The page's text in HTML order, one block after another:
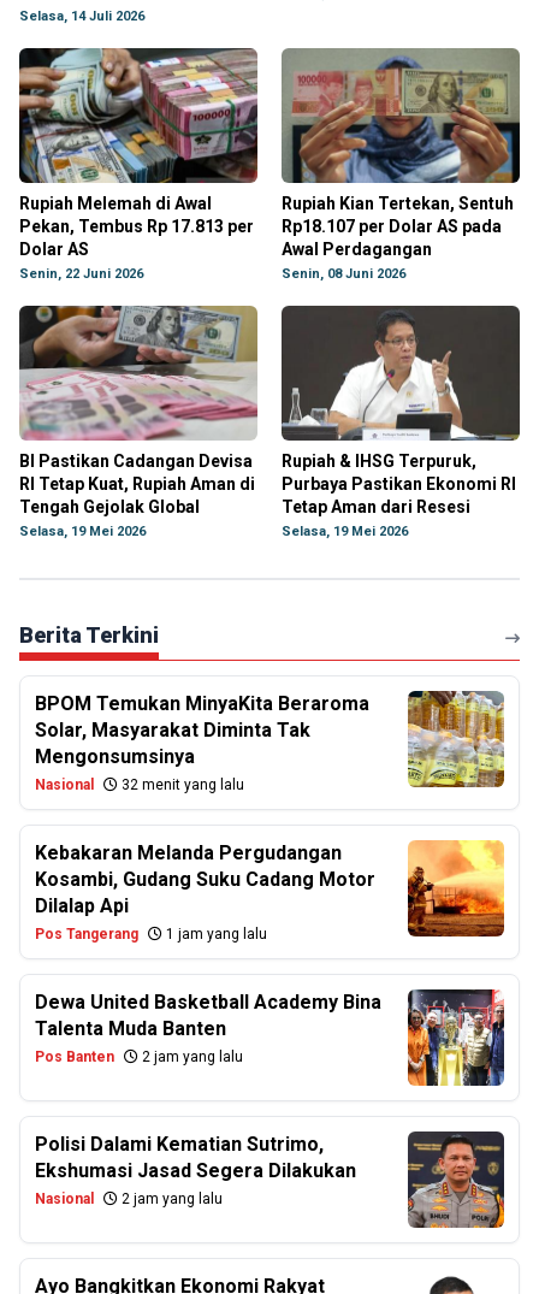
Selasa, 14 Juli 2026
Rupiah Melemah di Awal
Pekan, Tembus Rp 17.813 per
Dolar AS
Senin, 22 Juni 2026
Rupiah Kian Tertekan, Sentuh
Rp18.107 per Dolar AS pada
Awal Perdagangan
Senin, 08 Juni 2026
BI Pastikan Cadangan Devisa
RI Tetap Kuat, Rupiah Aman di
Tengah Gejolak Global
Selasa, 19 Mei 2026
Rupiah & IHSG Terpuruk,
Purbaya Pastikan Ekonomi RI
Tetap Aman dari Resesi
Selasa, 19 Mei 2026
Berita Terkini
BPOM Temukan MinyaKita Beraroma
Solar, Masyarakat Diminta Tak
Mengonsumsinya
Nasional 32 menit yang lalu
Kebakaran Melanda Pergudangan
Kosambi, Gudang Suku Cadang Motor
Dilalap Api
Pos Tangerang 1 jam yang lalu
Dewa United Basketball Academy Bina
Talenta Muda Banten
Pos Banten 2 jam yang lalu
Polisi Dalami Kematian Sutrimo,
Ekshumasi Jasad Segera Dilakukan
Nasional 2 jam yang lalu
Ayo Bangkitkan Ekonomi Rakyat